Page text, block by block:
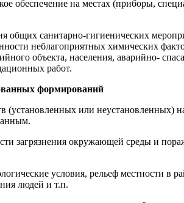
обеспечение на местах (прибо­ры,
общих санитарно-гигиенических
неблагоприятных хи­мических
объекта, населения, аварийно-
работ.
формирований
(уста­новленных или неустановленных)
загряз­нения окружающей среды и
ус­ловия, рельеф местности в
людей и т.п.